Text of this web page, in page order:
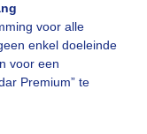
voor alle
enkel doeleinde
voor een
Premium” te